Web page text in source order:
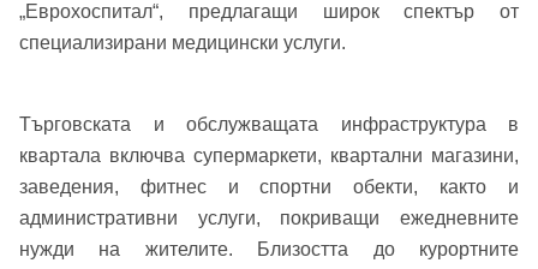
Забравена парола?
„Еврохоспитал“, предлагащи широк спектър от
специализирани медицински услуги.
Търговската и обслужващата инфраструктура в
квартала включва супермаркети, квартални магазини,
заведения, фитнес и спортни обекти, както и
административни услуги, покриващи ежедневните
нужди на жителите. Близостта до курортните
Имейл адрес*
Телефон*
Вашето запитване стигна до нас. Ще
се обадим възможно най-бързо.